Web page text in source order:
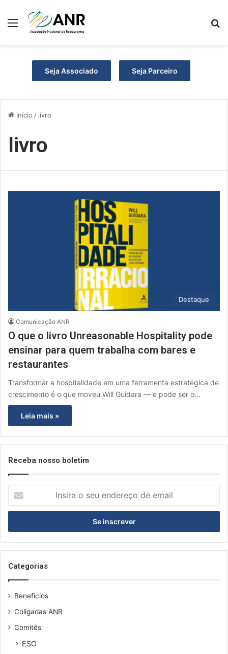
Menu
Seja Associado Seja Parceiro
Início / livro
livro
Destaque
Comunicação ANR
O que o livro Unreasonable Hospitality pode
ensinar para quem trabalha com bares e
restaurantes
Transformar a hospitalidade em uma ferramenta estratégica de
crescimento é o que moveu Will Guidara — e pode ser o…
Leia mais »
Receba nosso boletim
s
r
a
s
e
n
e
Categorias
Benefícios
Coligadas ANR
Comitês
ESG